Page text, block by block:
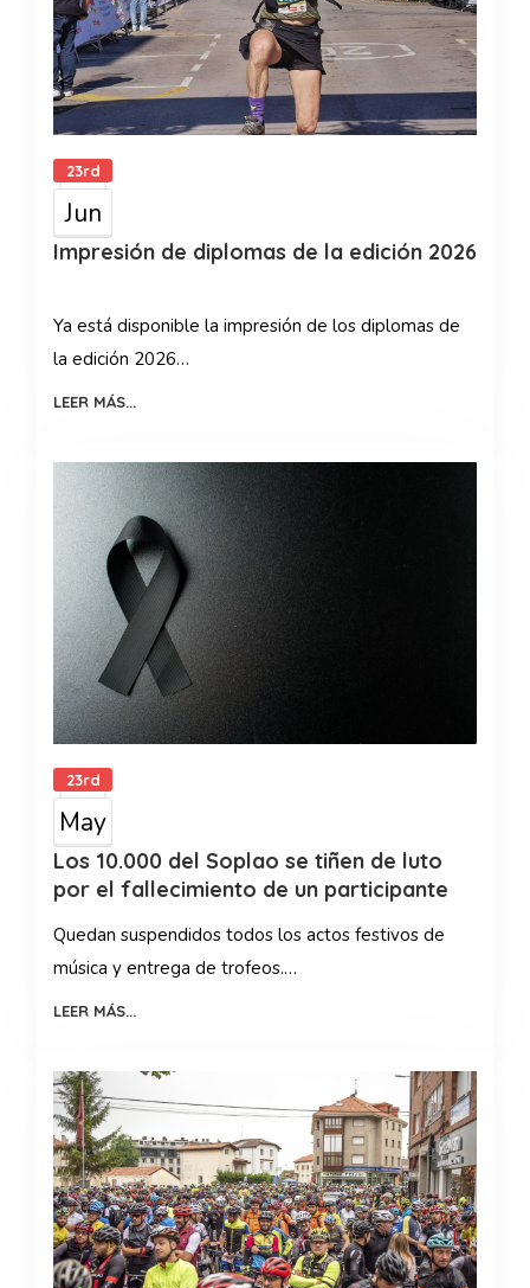
23rd
Jun
Impresión de diplomas de la edición 2026
Ya está disponible la impresión de los diplomas de
la edición 2026…
LEER MÁS...
23rd
May
Los 10.000 del Soplao se tiñen de luto
por el fallecimiento de un participante
Quedan suspendidos todos los actos festivos de
música y entrega de trofeos.…
LEER MÁS...